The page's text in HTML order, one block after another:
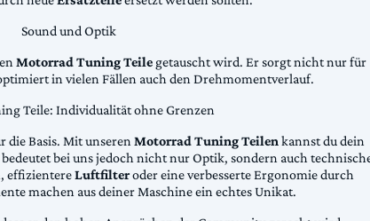
Sound und Optik
Motorrad Tuning Teile getauscht wird. Er sorgt nicht nur für
in vielen Fällen auch den Drehmomentverlauf.
Teile: Individualität ohne Grenzen
die Basis. Mit unserenMotorrad Tuning Teilenkannst du dein
bei uns jedoch nicht nur Optik, sondern auch
effizientereLuftfilteroder eine verbesserte Ergonomie durch
machen aus deiner Maschine ein echtes Unikat.